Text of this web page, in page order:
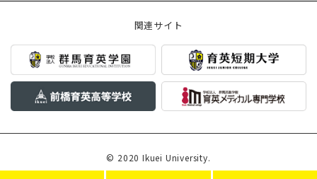
関連サイト
© 2020 Ikuei University.